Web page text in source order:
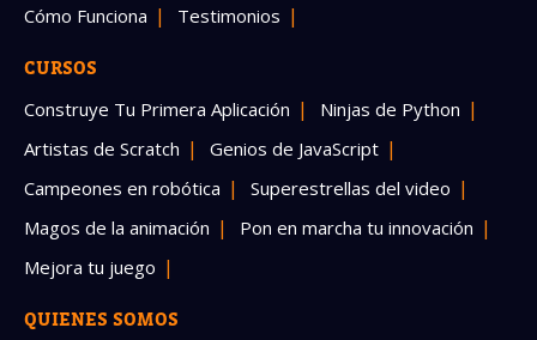
Cómo Funciona Testimonios
CURSOS
Construye Tu Primera Aplicación
Ninjas de Python
Artistas de Scratch
Genios de JavaScript
Campeones en robótica
Superestrellas del video
Magos de la animación
Pon en marcha tu innovación
Mejora tu juego
QUIENES SOMOS